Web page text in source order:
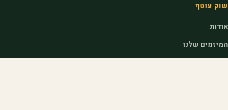
שוק עוטף
אודות
המיזמים שלנו